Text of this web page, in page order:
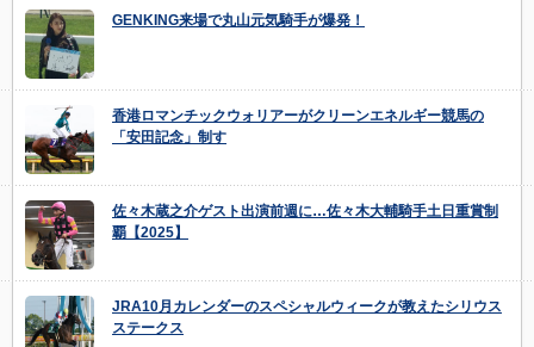
GENKING来場で丸山元気騎手が爆発！
香港ロマンチックウォリアーがクリーンエネルギー競馬の
「安田記念」制す
佐々木蔵之介ゲスト出演前週に…佐々木大輔騎手土日重賞制
覇【2025】
JRA10月カレンダーのスペシャルウィークが教えたシリウス
ステークス